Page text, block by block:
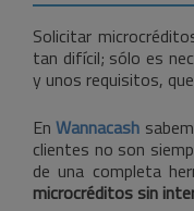
Solicitar
tan difícil; sólo es
y unos requisitos,
EnWannacash
clientes no son
de una completa
microcréditos sin